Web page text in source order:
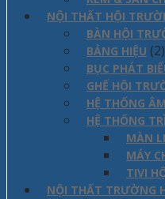
NỘI THẤT HỘI
BÀN HỘI
BẢNG HIỆU (2)
BỤC PHÁT
GHẾ HỘI
HỆ THỐNG
HỆ THỐNG
MÀN
MÁY
TIVI
NỘI THẤT TRƯỜNG